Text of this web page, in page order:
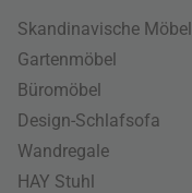
Skandinavische Möbel
Gartenmöbel
Büromöbel
Design-Schlafsofa
Wandregale
HAY Stuhl